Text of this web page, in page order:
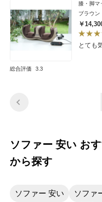
総合評価 3.3
膝・脚マ
ブラウン
￥
とても
ソファー 安い お
から探す
ソファー 安い ソファ